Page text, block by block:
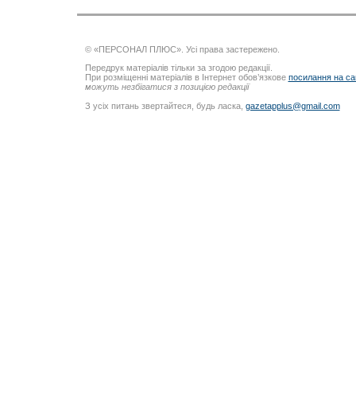
© «ПЕРСОНАЛ ПЛЮС». Усі права застережено.
Передрук матеріалів тільки за згодою редакції.
При розміщенні матеріалів в Інтернет обов’язкове посилання на
можуть незбігатися з позицією редакції
З усіх питань звертайтеся, будь ласка, gazetapplus@gmail.com